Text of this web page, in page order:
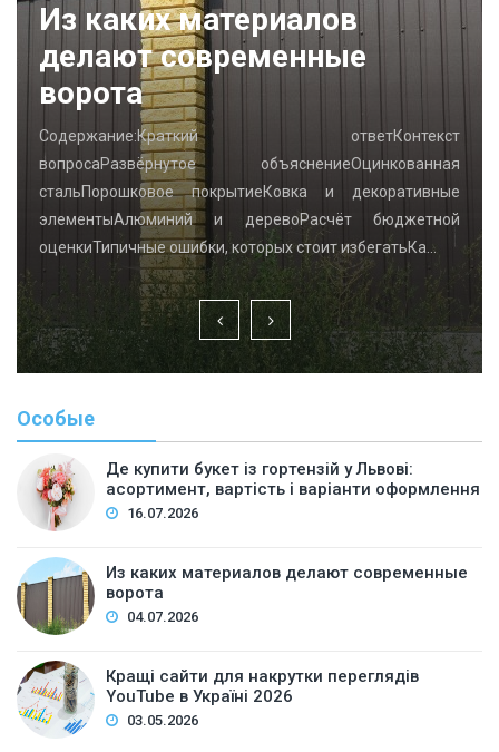
Из каких материалов
делают современные
ворота
Содержание:Краткий ответКонтекст
вопросаРазвёрнутое объяснениеОцинкованная
стальПорошковое покрытиеКовка и декоративные
элементыАлюминий и деревоРасчёт бюджетной
оценкиТипичные ошибки, которых стоит избегатьКа…
Особые
Де купити букет із гортензій у Львові:
асортимент, вартість і варіанти оформлення
16.07.2026
Из каких материалов делают современные
ворота
04.07.2026
Кращі сайти для накрутки переглядів
YouTube в Україні 2026
03.05.2026